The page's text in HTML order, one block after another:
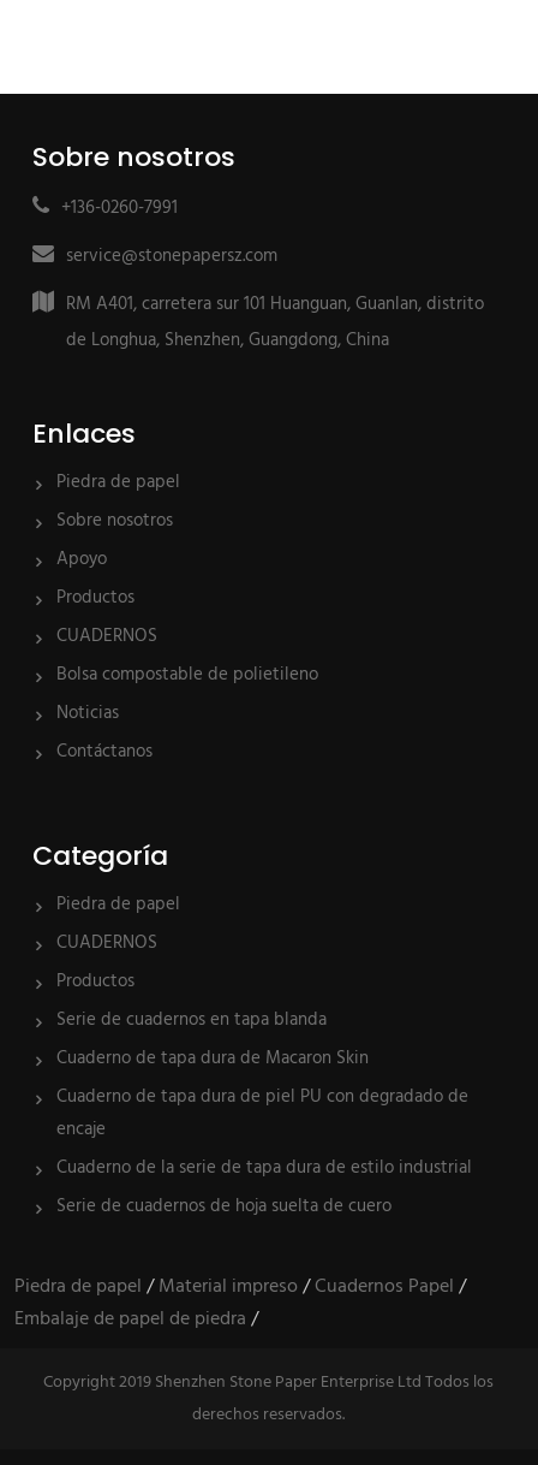
Sobre nosotros
+136-0260-7991
service@stonepapersz.com
RM A401, carretera sur 101 Huanguan, Guanlan, distrito
de Longhua, Shenzhen, Guangdong, China
Enlaces
Piedra de papel
Sobre nosotros
Apoyo
Productos
CUADERNOS
Bolsa compostable de polietileno
Noticias
Contáctanos
Categoría
Piedra de papel
CUADERNOS
Productos
Serie de cuadernos en tapa blanda
Cuaderno de tapa dura de Macaron Skin
Cuaderno de tapa dura de piel PU con degradado de
encaje
Cuaderno de la serie de tapa dura de estilo industrial
Serie de cuadernos de hoja suelta de cuero
Piedra de papel/Material impreso/Cuadernos Papel/
Embalaje de papel de piedra/
Copyright 2019 Shenzhen Stone Paper Enterprise Ltd Todos los
derechos reservados.